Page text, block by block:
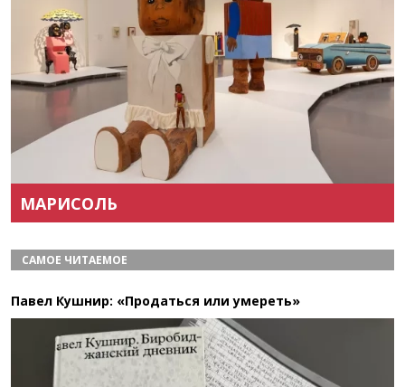
МАРИСОЛЬ
САМОЕ ЧИТАЕМОЕ
Павел Кушнир: «Продаться или умереть»